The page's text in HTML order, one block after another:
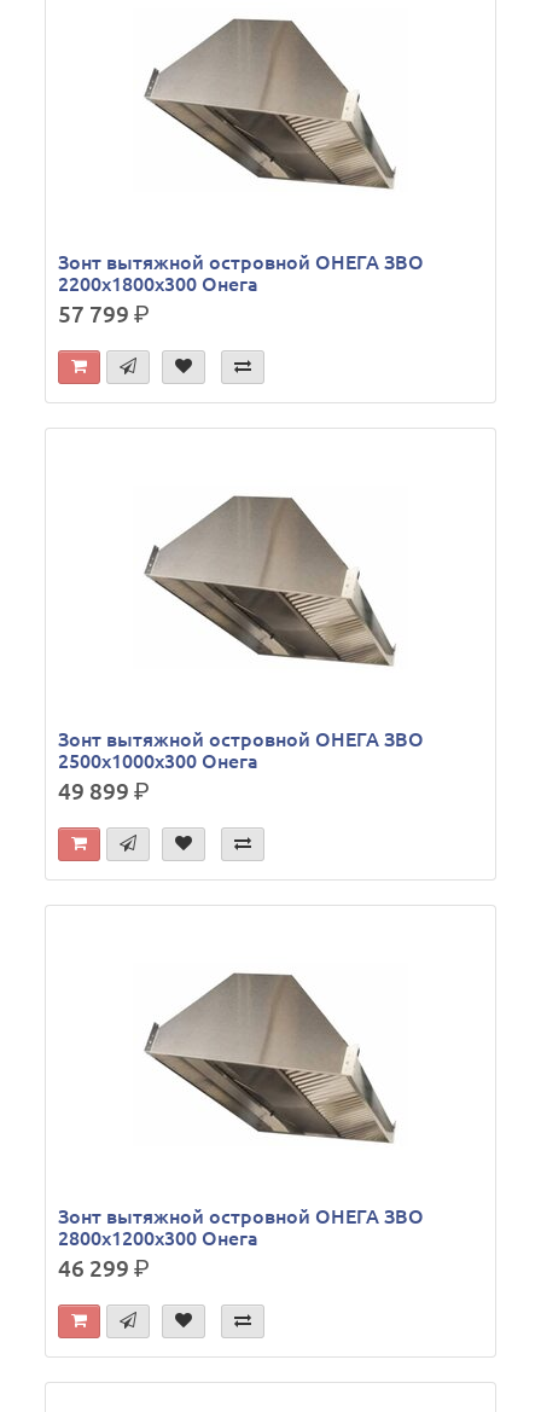
Зонт вытяжной островной ОНЕГА ЗВО
2200х1800х300 Онега
57 799р.
Зонт вытяжной островной ОНЕГА ЗВО
2500х1000х300 Онега
49 899р.
Зонт вытяжной островной ОНЕГА ЗВО
2800х1200х300 Онега
46 299р.